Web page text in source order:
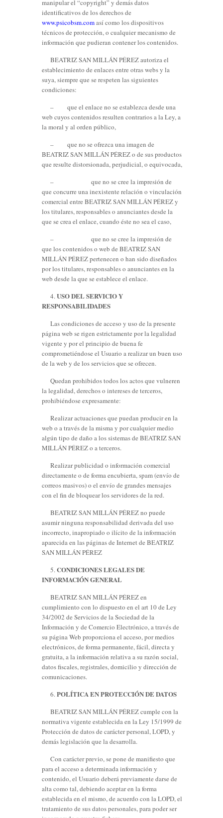
manipular el “copyright” y demás datos
identificativos de los derechos de
www.psicobsm.comasí como los dispositivos
técnicos de protección, o cualquier mecanismo de
información que pudieran contener los contenidos.
BEATRIZ SAN MILLÁN PÉREZ autoriza el
establecimiento de enlaces entre otras webs y la
suya, siempre que se respeten las siguientes
condiciones:
– que el enlace no se establezca desde una
web cuyos contenidos resulten contrarios a la Ley, a
la moral y al orden público,
– que no se ofrezca una imagen de
BEATRIZ SAN MILLÁN PÉREZ o de sus productos
que resulte distorsionada, perjudicial, o equivocada,
– que no se cree la impresión de
que concurre una inexistente relación o vinculación
comercial entre BEATRIZ SAN MILLÁN PÉREZ y
los titulares, responsables o anunciantes desde la
que se crea el enlace, cuando éste no sea el caso,
– que no se cree la impresión de
que los contenidos o web de BEATRIZ SAN
MILLÁN PÉREZ pertenecen o han sido diseñados
por los titulares, responsables o anunciantes en la
web desde la que se establece el enlace.
4.USO DEL SERVICIO Y
RESPONSABILIDADES
Las condiciones de acceso y uso de la presente
página web se rigen estrictamente por la legalidad
vigente y por el principio de buena fe
comprometiéndose el Usuario a realizar un buen uso
de la web y de los servicios que se ofrecen.
Quedan prohibidos todos los actos que vulneren
la legalidad, derechos o intereses de terceros,
prohibiéndose expresamente:
Realizar actuaciones que puedan producir en la
web o a través de la misma y por cualquier medio
algún tipo de daño a los sistemas de BEATRIZ SAN
MILLÁN PÉREZ o a terceros.
Realizar publicidad o información comercial
directamente o de forma encubierta, spam (envío de
correos masivos) o el envío de grandes mensajes
con el fin de bloquear los servidores de la red.
BEATRIZ SAN MILLÁN PÉREZ no puede
asumir ninguna responsabilidad derivada del uso
incorrecto, inapropiado o ilícito de la información
aparecida en las páginas de Internet de BEATRIZ
SAN MILLÁN PÉREZ
5.CONDICIONES LEGALES DE
INFORMACIÓN GENERAL
BEATRIZ SAN MILLÁN PÉREZ en
cumplimiento con lo dispuesto en el art 10 de Ley
34/2002 de Servicios de la Sociedad de la
Información y de Comercio Electrónico, a través de
su página Web proporciona el acceso, por medios
electrónicos, de forma permanente, fácil, directa y
gratuita, a la información relativa a su razón social,
datos fiscales, registrales, domicilio y dirección de
comunicaciones.
6.POLÍTICA EN PROTECCIÓN DE DATOS
BEATRIZ SAN MILLÁN PÉREZ cumple con la
normativa vigente establecida en la Ley 15/1999 de
Protección de datos de carácter personal, LOPD, y
demás legislación que la desarrolla.
Con carácter previo, se pone de manifiesto que
para el acceso a determinada información y
contenido, el Usuario deberá previamente darse de
alta como tal, debiendo aceptar en la forma
establecida en el mismo, de acuerdo con la LOPD, el
tratamiento de sus datos personales, para poder ser